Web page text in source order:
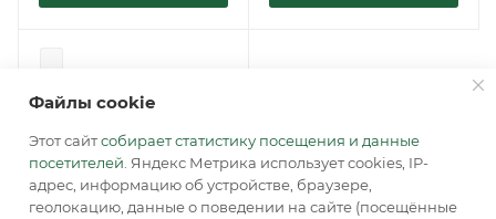
Файлы cookie
Этот сайтсобирает статистику посещения и данные
посетителей . Яндекс Метрика использует cookies, IP-
адрес, информацию об устройстве, браузере,
геолокацию, данные о поведении на сайте (посещённые